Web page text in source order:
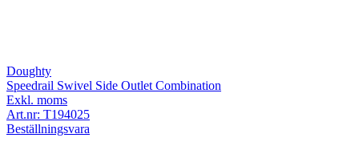
Doughty
Speedrail Swivel Side Outlet Combination
Exkl. moms
Art.nr: T194025
Beställningsvara